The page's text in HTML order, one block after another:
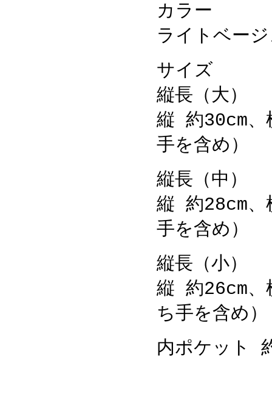
カラー
ライトベー
サイズ
縦長（大）
縦 約30cm、
手を含め）
縦長（中）
縦 約28cm、
手を含め）
縦長（小）
縦 約26cm
ち手を含め）
内ポケット